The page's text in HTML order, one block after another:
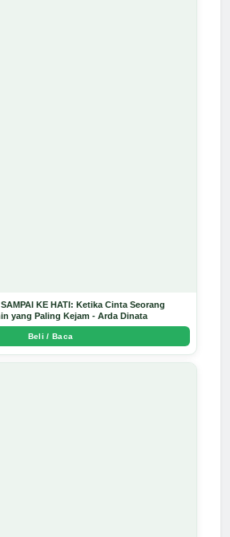
KE HATI: Ketika Cinta Seorang
yang Paling Kejam - Arda Dinata
Beli / Baca